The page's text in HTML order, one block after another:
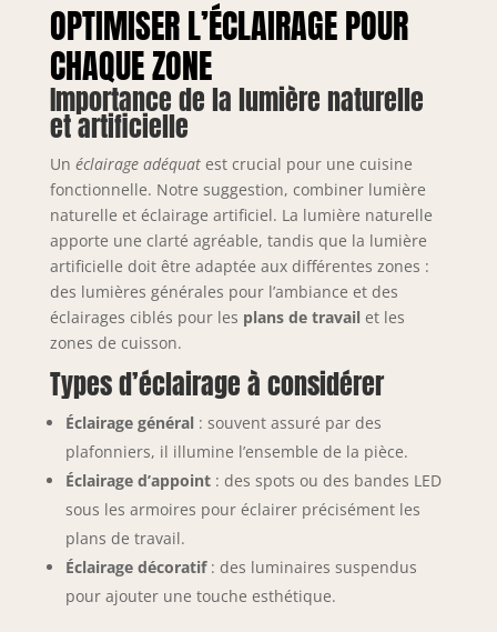
OPTIMISER L’ÉCLAIRAGE POUR
CHAQUE ZONE
Importance de la lumière naturelle
et artificielle
Un éclairage adéquatest crucial pour une cuisine
fonctionnelle. Notre suggestion, combiner lumière
naturelle et éclairage artificiel. La lumière naturelle
apporte une clarté agréable, tandis que la lumière
artificielle doit être adaptée aux différentes zones :
des lumières générales pour l’ambiance et des
éclairages ciblés pour les plans de travailet les
zones de cuisson.
Types d’éclairage à considérer
Éclairage général: souvent assuré par des
plafonniers, il illumine l’ensemble de la pièce.
Éclairage d’appoint: des spots ou des bandes LED
sous les armoires pour éclairer précisément les
plans de travail.
Éclairage décoratif: des luminaires suspendus
pour ajouter une touche esthétique.